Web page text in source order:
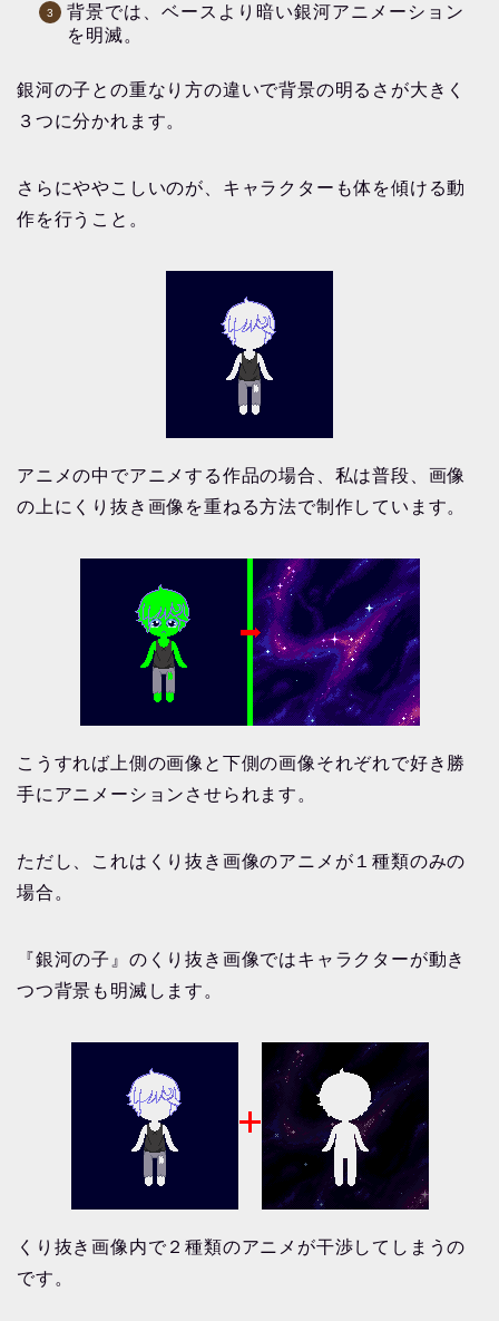
背景では、ベースより暗い銀河アニメーション
を明滅。
銀河の子との重なり方の違いで背景の明るさが大きく
３つに分かれます。
さらにややこしいのが、キャラクターも体を傾ける動
作を行うこと。
アニメの中でアニメする作品の場合、私は普段、画像
の上にくり抜き画像を重ねる方法で制作しています。
こうすれば上側の画像と下側の画像それぞれで好き勝
手にアニメーションさせられます。
ただし、これはくり抜き画像のアニメが１種類のみの
場合。
『銀河の子』のくり抜き画像ではキャラクターが動き
つつ背景も明滅します。
くり抜き画像内で２種類のアニメが干渉してしまうの
です。